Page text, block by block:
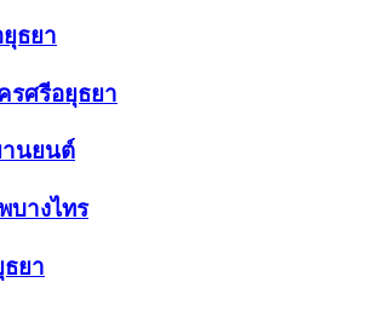
ธยา
รศรีอยุธยา
านยนต์
บางไทร
ยา